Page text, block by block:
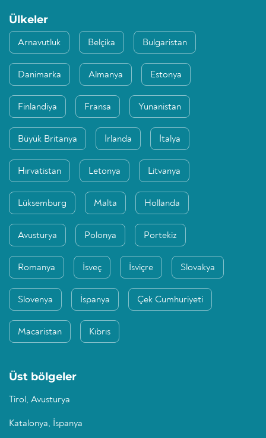
Ülkeler
Arnavutluk Belçika Bulgaristan
Danimarka Almanya Estonya
Finlandiya Fransa Yunanistan
Büyük Britanya İrlanda İtalya
Hırvatistan Letonya Litvanya
Lüksemburg Malta Hollanda
Avusturya Polonya Portekiz
Romanya İsveç İsviçre Slovakya
Slovenya İspanya Çek Cumhuriyeti
Macaristan Kıbrıs
Üst bölgeler
Tirol, Avusturya
Katalonya, İspanya